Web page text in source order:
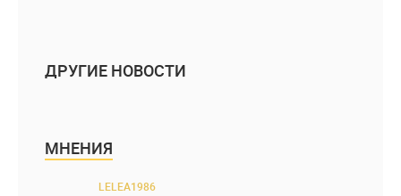
ДРУГИЕ НОВОСТИ
МНЕНИЯ
LELEA1986